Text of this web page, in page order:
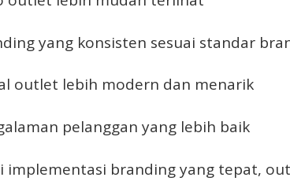
yang konsisten sesuai standar
outlet lebih modern dan menarik
pelanggan yang lebih baik
implementasi branding yang tepat,